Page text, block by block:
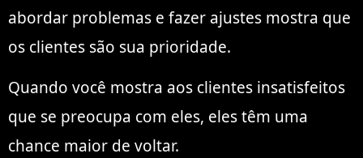
abordar problemas e fazer ajustes mostra que
os clientes são sua prioridade.
Quando você mostra aos clientes insatisfeitos
que se preocupa com eles, eles têm uma
chance maior de voltar.